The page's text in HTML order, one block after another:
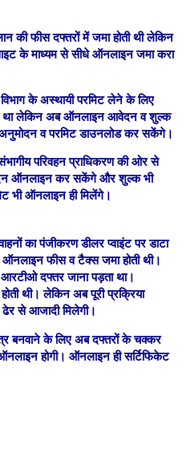
की फीस दफ्तरों में जमा होती थी लेकिन
के माध्यम से सीधे ऑनलाइन जमा करा
के अस्थायी परमिट लेने के लिए
था लेकिन अब ऑनलाइन आवेदन व शुल्क
व परमिट डाउनलोड कर सकेंगे।
परिवहन प्राधिकरण की ओर से
ऑनलाइन कर सकेंगे और शुल्क भी
भी ऑनलाइन ही मिलेंगे।
का पंजीकरण डीलर प्वाइंट पर डाटा
फीस व टैक्स जमा होती थी।
दफ्तर जाना पड़ता था।
थी। लेकिन अब पूरी प्रक्रिया
से आजादी मिलेगी।
बनवाने के लिए अब दफ्तरों के चक्कर
होगी। ऑनलाइन ही सर्टिफिकेट